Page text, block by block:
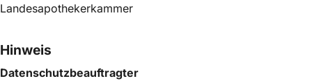
Landesapothekerkammer
Hinweis
Datenschutzbeauftragter